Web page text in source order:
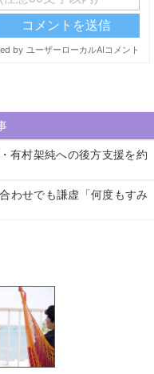
有村架純への後方支援を約
わせでも謙虚「何度もすみ